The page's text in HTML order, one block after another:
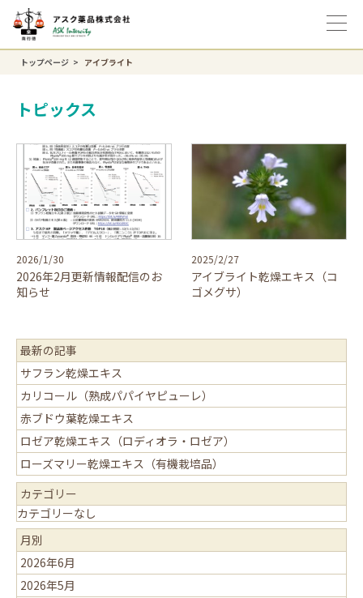
トップページ アイブライト
トピックス
2026/1/30
2026年2月更新情報配信のお
知らせ
2025/2/27
アイブライト乾燥エキス（コ
ゴメグサ）
最新の記事
サフラン乾燥エキス
カリコール（熟成パパイヤピューレ）
赤ブドウ葉乾燥エキス
ロゼア乾燥エキス（ロディオラ・ロゼア）
ローズマリー乾燥エキス（有機栽培品）
カテゴリー
カテゴリーなし
月別
2026年6月
2026年5月